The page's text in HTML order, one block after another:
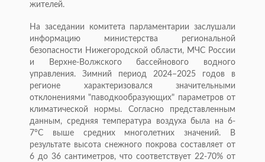
жителей.
На заседании комитета парламентарии заслушали
информацию министерства региональной
безопасности Нижегородской области, МЧС России
и Верхне-Волжского бассейнового водного
управления. Зимний период 2024–2025 годов в
регионе характеризовался значительными
отклонениями "паводкообразующих" параметров от
климатической нормы. Согласно представленным
данным, средняя температура воздуха была на 6-
7°С выше средних многолетних значений. В
результате высота снежного покрова составляет от
6 до 36 сантиметров, что соответствует 22-70% от